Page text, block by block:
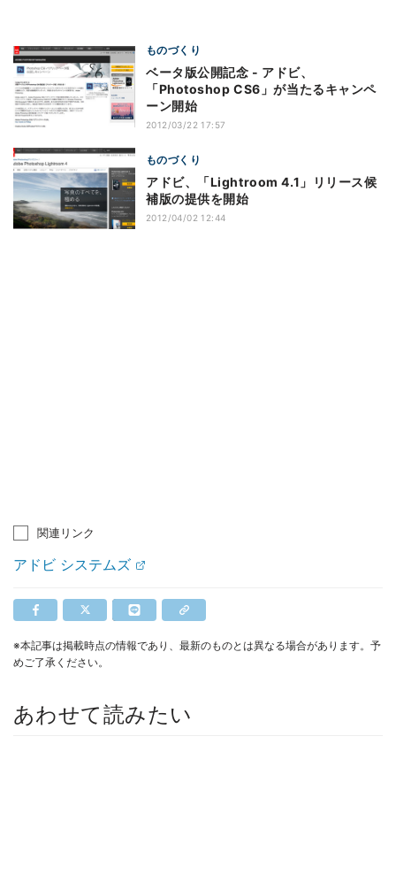
ものづくり
ベータ版公開記念 - アドビ、
「Photoshop CS6」が当たるキャンペ
ーン開始
2012/03/22 17:57
ものづくり
アドビ、「Lightroom 4.1」リリース候
補版の提供を開始
2012/04/02 12:44
関連リンク
アドビ システムズ
※本記事は掲載時点の情報であり、最新のものとは異なる場合があります。予
めご了承ください。
あわせて読みたい